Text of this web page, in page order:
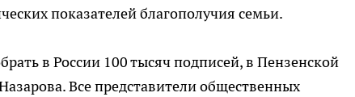
показателей благополучия семьи.
в России 100 тысяч подписей, в Пензенской
Все представители общественных